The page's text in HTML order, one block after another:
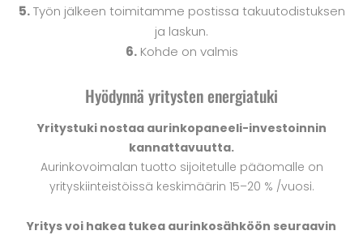
5.Työn jälkeen toimitamme postissa takuutodistuksen
ja laskun.
6.Kohde on valmis
Hyödynnä yritysten energiatuki
Yritystuki nostaa aurinkopaneeli-investoinnin
kannattavuutta.
Aurinkovoimalan tuotto sijoitetulle pääomalle on
yrityskiinteistöissä keskimäärin 15–20 % /vuosi.
Yritys voi hakea tukea aurinkosähköön seuraavin